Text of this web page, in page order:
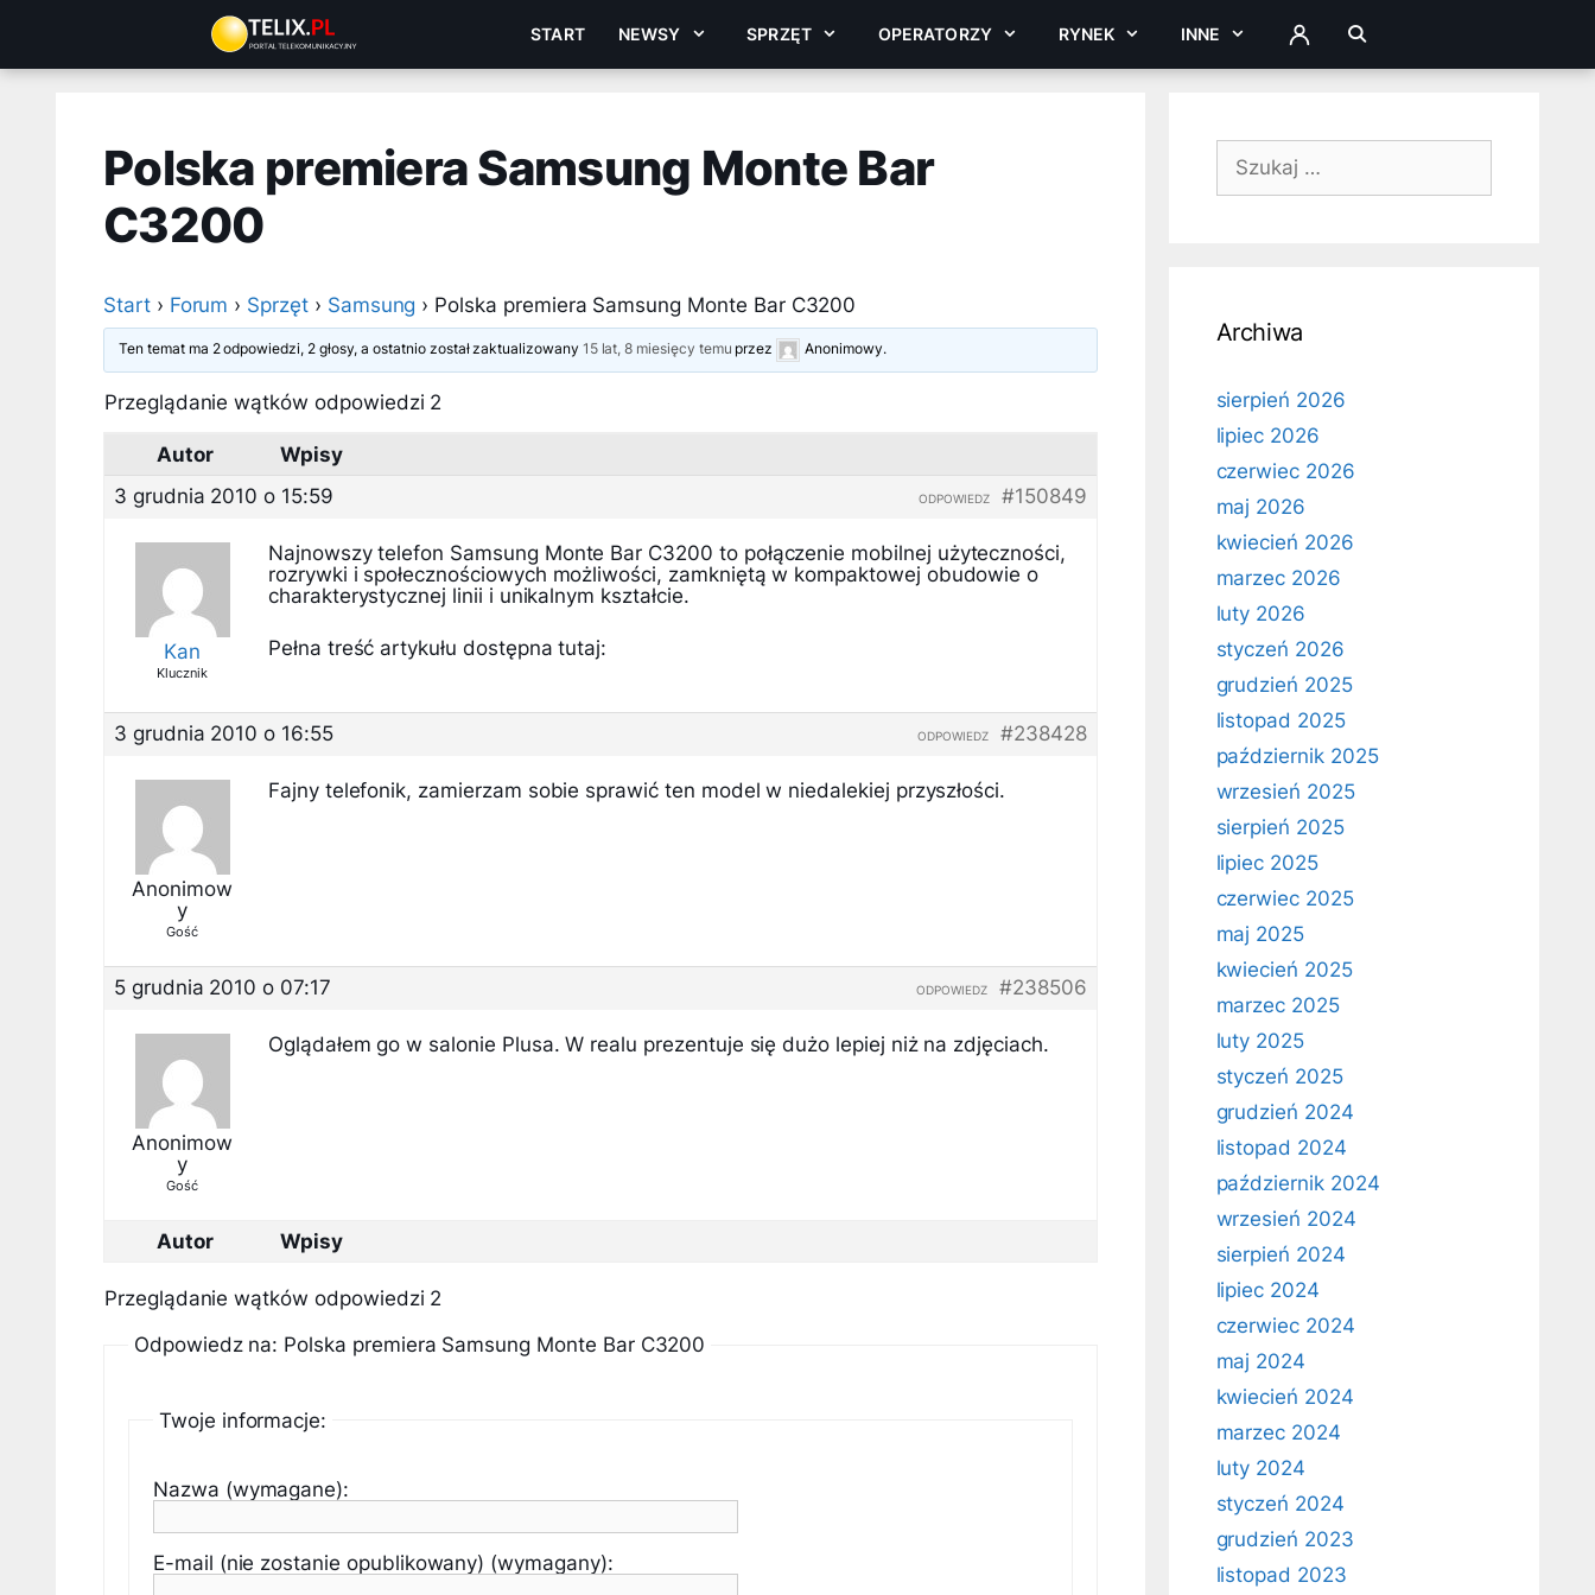
treści
START NEWSY SPRZĘT OPERATORZY RYNEK INNE ZALOGUJ
Polska premiera Samsung Monte Bar
C3200
Start › Forum › Sprzęt › Samsung › Polska premiera Samsung Monte Bar C3200
Ten temat ma 2 odpowiedzi, 2 głosy, a ostatnio został zaktualizowany 15 lat, 8 miesięcy temu przez Anonimowy.
Przeglądanie wątków odpowiedzi 2
Autor
Wpisy
3 grudnia 2010 o 15:59
#150849
ODPOWIEDZ
Kan
Klucznik
Najnowszy telefon Samsung Monte Bar C3200 to połączenie mobilnej użyteczności,
rozrywki i społecznościowych możliwości, zamkniętą w kompaktowej obudowie o
charakterystycznej linii i unikalnym kształcie.
Pełna treść artykułu dostępna tutaj:
3 grudnia 2010 o 16:55 #238428
ODPOWIEDZ
Anonimow
y
Gość
Fajny telefonik, zamierzam sobie sprawić ten model w niedalekiej przyszłości.
5 grudnia 2010 o 07:17 #238506
ODPOWIEDZ
Anonimow
y
Gość
Oglądałem go w salonie Plusa. W realu prezentuje się dużo lepiej niż na zdjęciach.
Autor Wpisy
Przeglądanie wątków odpowiedzi 2
Odpowiedz na: Polska premiera Samsung Monte Bar C3200
Twoje informacje:
Nazwa (wymagane):
E-mail (nie zostanie opublikowany) (wymagany):
Szukaj:
Archiwa
sierpień 2026
lipiec 2026
czerwiec 2026
maj 2026
kwiecień 2026
marzec 2026
luty 2026
styczeń 2026
grudzień 2025
listopad 2025
październik 2025
wrzesień 2025
sierpień 2025
lipiec 2025
czerwiec 2025
maj 2025
kwiecień 2025
marzec 2025
luty 2025
styczeń 2025
grudzień 2024
listopad 2024
październik 2024
wrzesień 2024
sierpień 2024
lipiec 2024
czerwiec 2024
maj 2024
kwiecień 2024
marzec 2024
luty 2024
styczeń 2024
grudzień 2023
listopad 2023